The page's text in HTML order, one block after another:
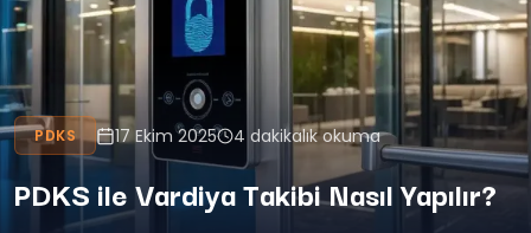
PDKS 17 Ekim 2025 4 dakikalık okuma
PDKS ile Vardiya Takibi Nasıl Yapılır?